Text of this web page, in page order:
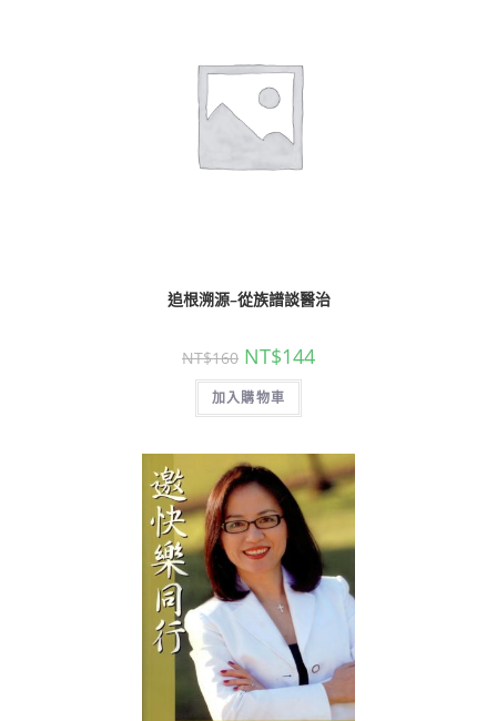
追根溯源–從族譜談醫治
NT$160 NT$144
加入購物車